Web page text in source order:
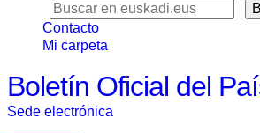
Contacto
Mi carpeta
Boletín Oficial del
Sede electrónica